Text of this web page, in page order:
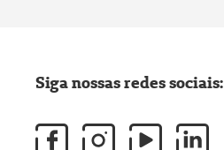
Siga nossas redes sociais: